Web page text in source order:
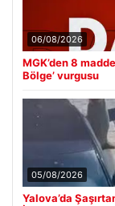
06/08/2026
MGK’den 8
Bölge’ vurgusu
05/08/2026
Yalova’da